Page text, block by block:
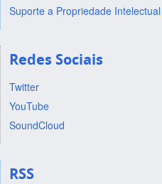
Suporte a Propriedade Intelectual
Redes Sociais
Twitter
YouTube
SoundCloud
RSS